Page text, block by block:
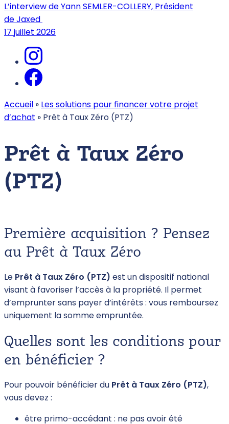
L’interview de Yann SEMLER-COLLERY, Président
de Jaxed
17 juillet 2026
Accueil » Les solutions pour financer votre projet
d’achat » Prêt à Taux Zéro (PTZ)
Prêt à Taux Zéro
(PTZ)
Première acquisition ? Pensez
au Prêt à Taux Zéro
Le Prêt à Taux Zéro (PTZ) est un dispositif national
visant à favoriser l’accès à la propriété. Il permet
d’emprunter sans payer d’intérêts : vous remboursez
uniquement la somme empruntée.
Quelles sont les conditions pour
en bénéficier ?
Pour pouvoir bénéficier du Prêt à Taux Zéro (PTZ),
vous devez :
être primo-accédant : ne pas avoir été